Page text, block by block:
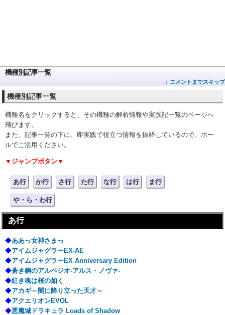
機種別記事一覧
↓ コメントまでスキップ
機種別記事一覧
機種名をクリックすると、その機種の解析情報や実践記一覧のページへ
飛びます。
また、記事一覧の下に、即実践で役立つ情報を抜粋しているので、ホー
ルでご活用ください。
▼ジャンプボタン▼
あ行 か行 さ行 た行 な行 は行 ま行
や・ら・わ行
あ行
◆ああっ女神さまっ
◆アイムジャグラーEX-AE
◆アイムジャグラーEX Anniversary Edition
◆蒼き鋼のアルペジオ-アルス・ノヴァ-
◆紅き魂は桜の如く
◆アカギ～闇に降り立った天才～
◆アクエリオンEVOL
◆悪魔城ドラキュラ Loads of Shadow